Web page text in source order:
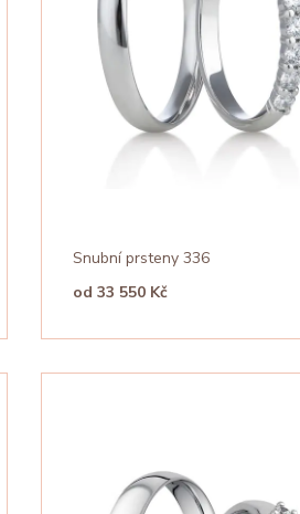
Snubní prsteny 336
od 33 550 Kč